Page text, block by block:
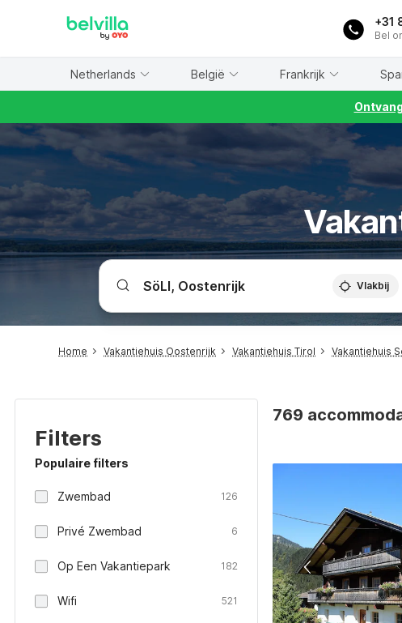
+31
Bel
Netherlands België Frankrijk
Vlakbij
Home Vakantiehuis Oostenrijk Vakantiehuis Tirol Vakantiehuis
Filters
Populaire filters
Zwembad 126
Privé Zwembad 6
Op Een Vakantiepark 182
Wifi 521
769